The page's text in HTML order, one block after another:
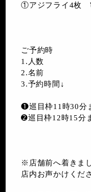
①アジフライ4枚
ご予約時
1.人数
2.名前
3.予約時間↓
❶巡目枠11時30分
➋巡目枠12時15分
※店舗前へ着きま
店内お声かけくだ